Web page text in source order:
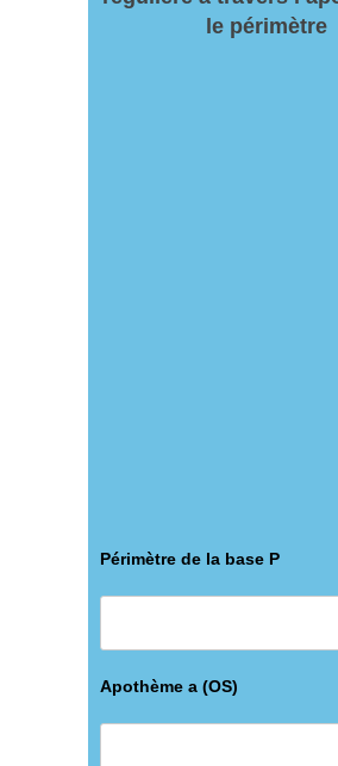
le périmètre
Périmètre de la base P
Apothème а (OS)